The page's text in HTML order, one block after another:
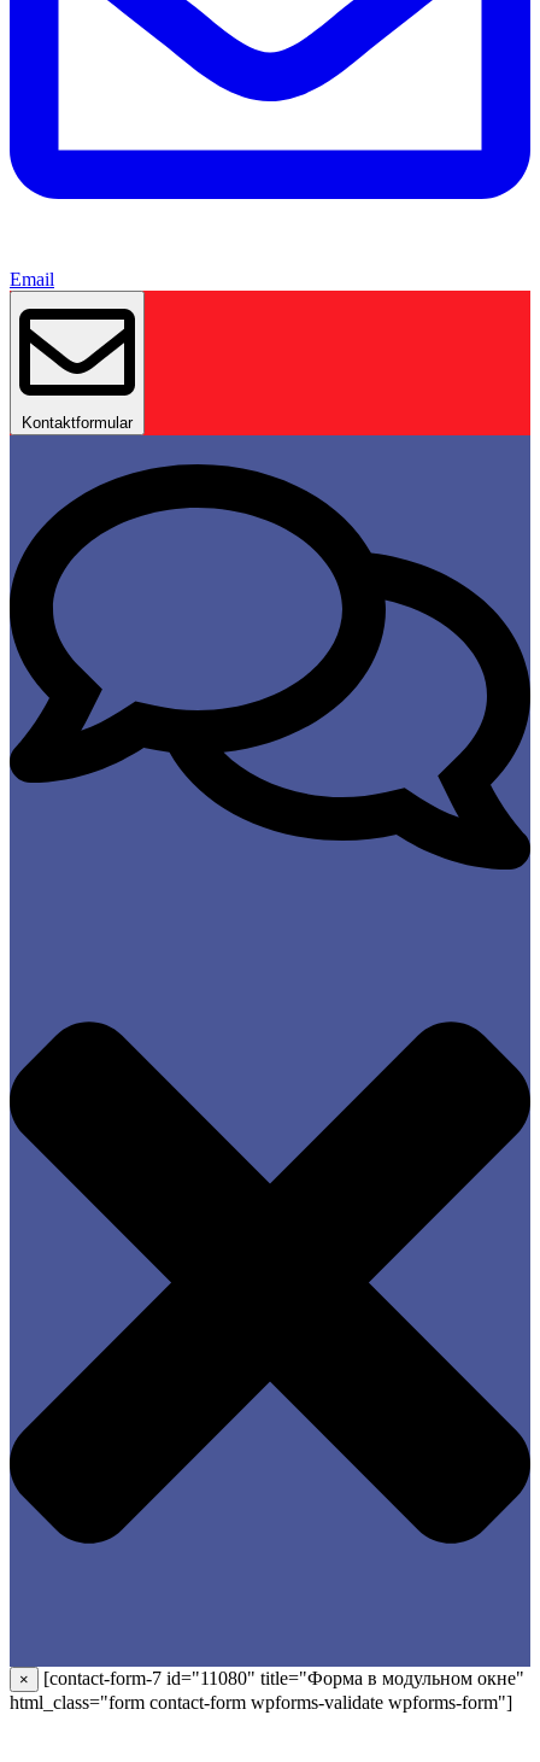
Email
Kontaktformular
×
[contact-form-7 id="11080" title="Форма в модульном окне"
html_class="form contact-form wpforms-validate wpforms-form"]